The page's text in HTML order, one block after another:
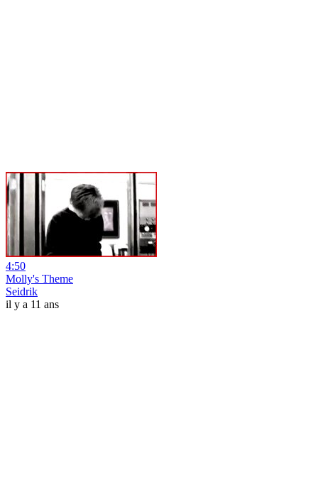
4:50
Molly's Theme
Seidrik
il y a 11 ans